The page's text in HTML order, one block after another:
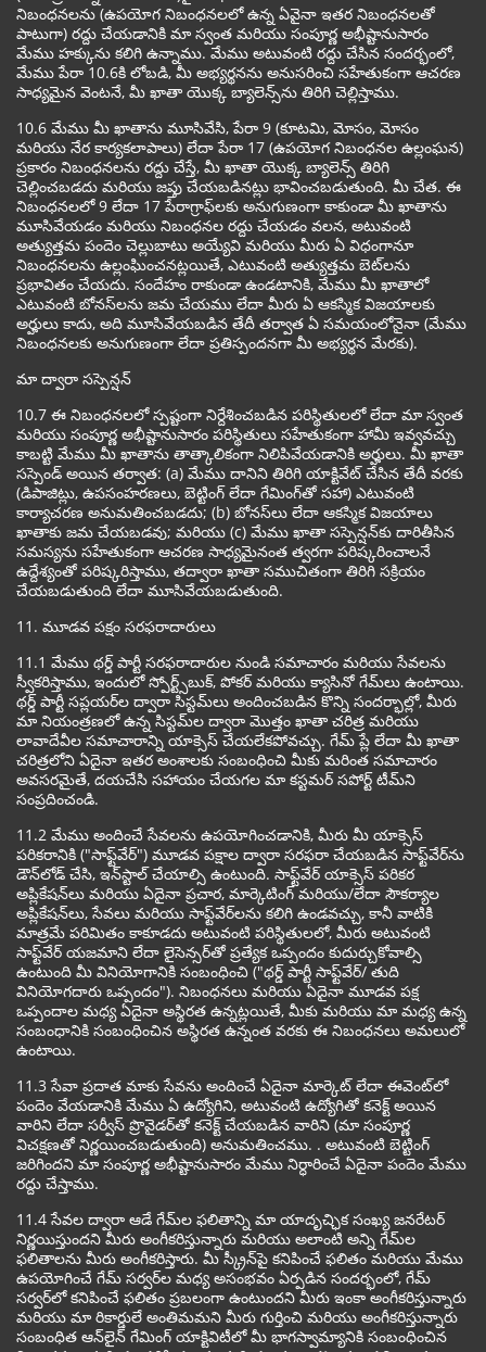
నిబంధనలను (ఉపయోగ నిబంధనలలో ఉన్న ఏవైనా ఇతర నిబంధనలతో
పాటుగా) రద్దు చేయడానికి మా స్వంత మరియు సంపూర్ణ అభీష్టానుసారం
మేము హక్కును కలిగి ఉన్నాము. మేము అటువంటి రద్దు చేసిన సందర్భంలో,
మేము పేరా 10.6కి లోబడి, మీ అభ్యర్థనను అనుసరించి సహేతుకంగా ఆచరణ
సాధ్యమైన వెంటనే, మీ ఖాతా యొక్క బ్యాలెన్స్‌ను తిరిగి చెల్లిస్తాము.
10.6 మేము మీ ఖాతాను మూసివేసి, పేరా 9 (కూటమి, మోసం, మోసం
మరియు నేర కార్యకలాపాలు) లేదా పేరా 17 (ఉపయోగ నిబంధనల ఉల్లంఘన)
ప్రకారం నిబంధనలను రద్దు చేస్తే, మీ ఖాతా యొక్క బ్యాలెన్స్ తిరిగి
చెల్లించబడదు మరియు జప్తు చేయబడినట్లు భావించబడుతుంది. మీ చేత. ఈ
నిబంధనలలో 9 లేదా 17 పేరాగ్రాఫ్‌లకు అనుగుణంగా కాకుండా మీ ఖాతాను
మూసివేయడం మరియు నిబంధనల రద్దు చేయడం వలన, అటువంటి
అత్యుత్తమ పందెం చెల్లుబాటు అయ్యేవి మరియు మీరు ఏ విధంగానూ
నిబంధనలను ఉల్లంఘించనట్లయితే, ఎటువంటి అత్యుత్తమ బెట్‌లను
ప్రభావితం చేయదు. సందేహం రాకుండా ఉండటానికి, మేము మీ ఖాతాలో
ఎటువంటి బోనస్‌లను జమ చేయము లేదా మీరు ఏ ఆకస్మిక విజయాలకు
అర్హులు కాదు, అది మూసివేయబడిన తేదీ తర్వాత ఏ సమయంలోనైనా (మేము
నిబంధనలకు అనుగుణంగా లేదా ప్రతిస్పందనగా మీ అభ్యర్థన మేరకు).
మా ద్వారా సస్పెన్షన్
10.7 ఈ నిబంధనలలో స్పష్టంగా నిర్దేశించబడిన పరిస్థితులలో లేదా మా స్వంత
మరియు సంపూర్ణ అభీష్టానుసారం పరిస్థితులు సహేతుకంగా హామీ ఇవ్వవచ్చు
కాబట్టి మేము మీ ఖాతాను తాత్కాలికంగా నిలిపివేయడానికి అర్హులు. మీ ఖాతా
సస్పెండ్ అయిన తర్వాత: (a) మేము దానిని తిరిగి యాక్టివేట్ చేసిన తేదీ వరకు
(డిపాజిట్లు, ఉపసంహరణలు, బెట్టింగ్ లేదా గేమింగ్‌తో సహా) ఎటువంటి
కార్యాచరణ అనుమతించబడదు; (b) బోనస్‌లు లేదా ఆకస్మిక విజయాలు
ఖాతాకు జమ చేయబడవు; మరియు (c) మేము ఖాతా సస్పెన్షన్‌కు దారితీసిన
సమస్యను సహేతుకంగా ఆచరణ సాధ్యమైనంత త్వరగా పరిష్కరించాలనే
ఉద్దేశ్యంతో పరిష్కరిస్తాము, తద్వారా ఖాతా సముచితంగా తిరిగి సక్రియం
చేయబడుతుంది లేదా మూసివేయబడుతుంది.
11. మూడవ పక్షం సరఫరాదారులు
11.1 మేము థర్డ్ పార్టీ సరఫరాదారుల నుండి సమాచారం మరియు సేవలను
స్వీకరిస్తాము, ఇందులో స్పోర్ట్స్‌బుక్, పోకర్ మరియు క్యాసినో గేమ్‌లు ఉంటాయి.
థర్డ్ పార్టీ సప్లయర్‌ల ద్వారా సిస్టమ్‌లు అందించబడిన కొన్ని సందర్భాల్లో, మీరు
మా నియంత్రణలో ఉన్న సిస్టమ్‌ల ద్వారా మొత్తం ఖాతా చరిత్ర మరియు
లావాదేవీల సమాచారాన్ని యాక్సెస్ చేయలేకపోవచ్చు. గేమ్ ప్లే లేదా మీ ఖాతా
చరిత్రలోని ఏదైనా ఇతర అంశాలకు సంబంధించి మీకు మరింత సమాచారం
అవసరమైతే, దయచేసి సహాయం చేయగల మా కస్టమర్ సపోర్ట్ టీమ్‌ని
సంప్రదించండి.
11.2 మేము అందించే సేవలను ఉపయోగించడానికి, మీరు మీ యాక్సెస్
పరికరానికి ("సాఫ్ట్‌వేర్") మూడవ పక్షాల ద్వారా సరఫరా చేయబడిన సాఫ్ట్‌వేర్‌ను
డౌన్‌లోడ్ చేసి, ఇన్‌స్టాల్ చేయాల్సి ఉంటుంది. సాఫ్ట్‌వేర్ యాక్సెస్ పరికర
అప్లికేషన్‌లు మరియు ఏదైనా ప్రచార, మార్కెటింగ్ మరియు/లేదా సౌకర్యాల
అప్లికేషన్‌లు, సేవలు మరియు సాఫ్ట్‌వేర్‌లను కలిగి ఉండవచ్చు, కానీ వాటికి
మాత్రమే పరిమితం కాకూడదు అటువంటి పరిస్థితులలో, మీరు అటువంటి
సాఫ్ట్‌వేర్ యజమాని లేదా లైసెన్సర్‌తో ప్రత్యేక ఒప్పందం కుదుర్చుకోవాల్సి
ఉంటుంది మీ వినియోగానికి సంబంధించి ("థర్డ్ పార్టీ సాఫ్ట్‌వేర్/ తుది
వినియోగదారు ఒప్పందం"). నిబంధనలు మరియు ఏదైనా మూడవ పక్ష
ఒప్పందాల మధ్య ఏదైనా అస్థిరత ఉన్నట్లయితే, మీకు మరియు మా మధ్య ఉన్న
సంబంధానికి సంబంధించిన అస్థిరత ఉన్నంత వరకు ఈ నిబంధనలు అమలులో
ఉంటాయి.
11.3 సేవా ప్రదాత మాకు సేవను అందించే ఏదైనా మార్కెట్ లేదా ఈవెంట్‌లో
పందెం వేయడానికి మేము ఏ ఉద్యోగిని, అటువంటి ఉద్యోగితో కనెక్ట్ అయిన
వారిని లేదా సర్వీస్ ప్రొవైడర్‌తో కనెక్ట్ చేయబడిన వారిని (మా సంపూర్ణ
విచక్షణతో నిర్ణయించబడుతుంది) అనుమతించము. . అటువంటి బెట్టింగ్
జరిగిందని మా సంపూర్ణ అభీష్టానుసారం మేము నిర్ధారించే ఏదైనా పందెం మేము
రద్దు చేస్తాము.
11.4 సేవల ద్వారా ఆడే గేమ్‌ల ఫలితాన్ని మా యాదృచ్ఛిక సంఖ్య జనరేటర్
నిర్ణయిస్తుందని మీరు అంగీకరిస్తున్నారు మరియు అలాంటి అన్ని గేమ్‌ల
ఫలితాలను మీరు అంగీకరిస్తారు. మీ స్క్రీన్‌పై కనిపించే ఫలితం మరియు మేము
ఉపయోగించే గేమ్ సర్వర్‌ల మధ్య అసంభవం ఏర్పడిన సందర్భంలో, గేమ్
సర్వర్‌లో కనిపించే ఫలితం ప్రబలంగా ఉంటుందని మీరు ఇంకా అంగీకరిస్తున్నారు
మరియు మా రికార్డులే అంతిమమని మీరు గుర్తించి మరియు అంగీకరిస్తున్నారు
సంబంధిత ఆన్‌లైన్ గేమింగ్ యాక్టివిటీలో మీ భాగస్వామ్యానికి సంబంధించిన